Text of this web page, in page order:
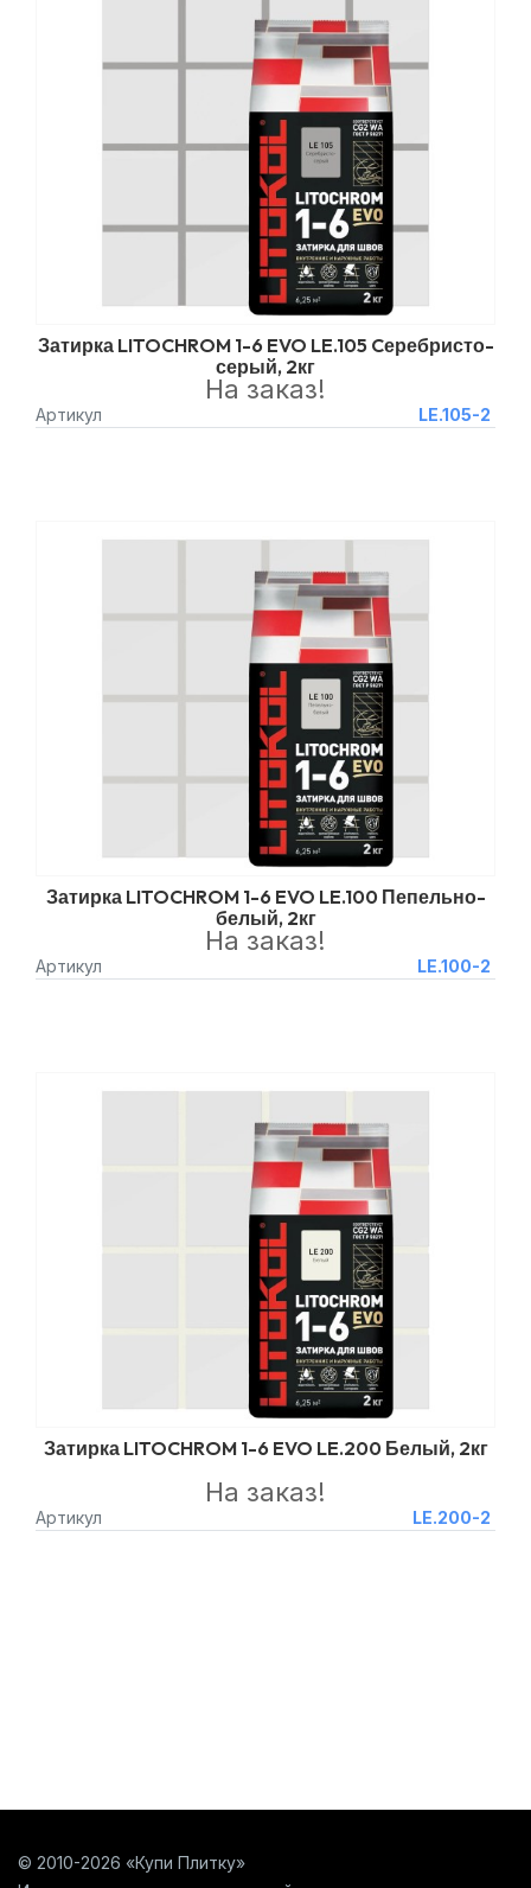
Затирка LITOCHROM 1-6 EVO LE.105 Cеребристо-
серый, 2кг
Артикул LE.105-2
На заказ!
Затирка LITOCHROM 1-6 EVO LE.100 Пепельно-
белый, 2кг
Артикул LE.100-2
На заказ!
Затирка LITOCHROM 1-6 EVO LE.200 Белый, 2кг
Артикул LE.200-2
На заказ!
© 2010-2026 «Купи Плитку»